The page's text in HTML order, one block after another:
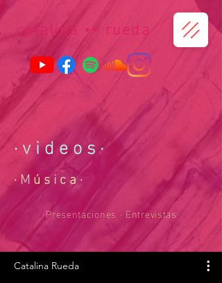
catalina •• rueda
· v i d e os·
· M ú s i c a ·
Presentaciones · Entrevistas
Catalina Rueda